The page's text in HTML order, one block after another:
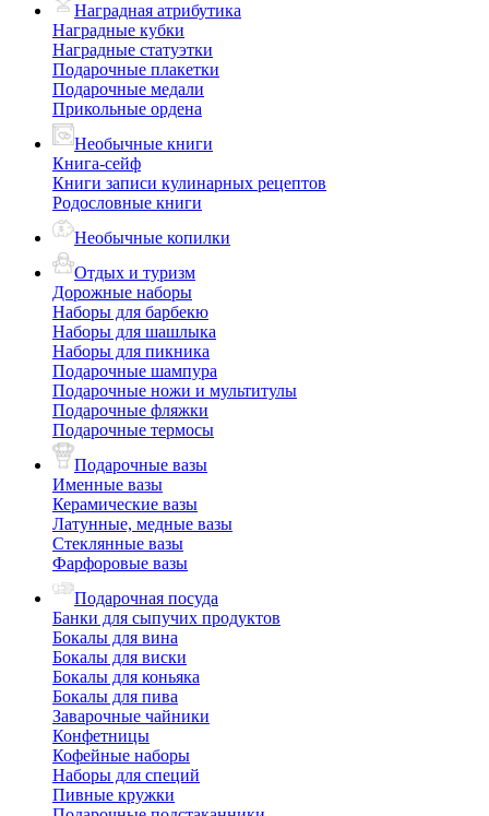
Наградная атрибутика
Наградные кубки
Наградные статуэтки
Подарочные плакетки
Подарочные медали
Прикольные ордена
Необычные книги
Книга-сейф
Книги записи кулинарных рецептов
Родословные книги
Необычные копилки
Отдых и туризм
Дорожные наборы
Наборы для барбекю
Наборы для шашлыка
Наборы для пикника
Подарочные шампура
Подарочные ножи и мультитулы
Подарочные фляжки
Подарочные термосы
Подарочные вазы
Именные вазы
Керамические вазы
Латунные, медные вазы
Стеклянные вазы
Фарфоровые вазы
Подарочная посуда
Банки для сыпучих продуктов
Бокалы для вина
Бокалы для виски
Бокалы для коньяка
Бокалы для пива
Заварочные чайники
Конфетницы
Кофейные наборы
Наборы для специй
Пивные кружки